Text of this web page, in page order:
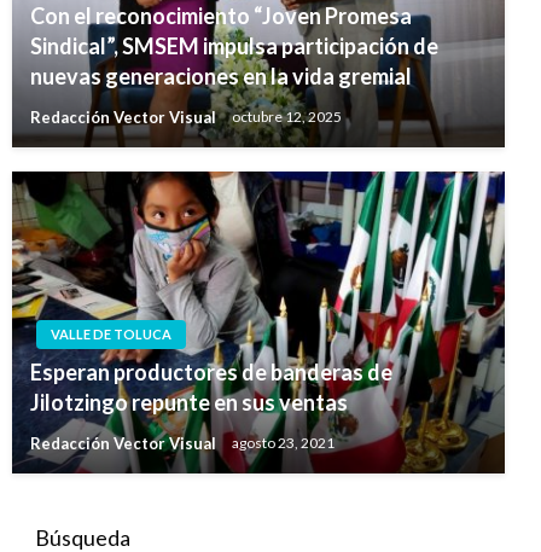
Con el reconocimiento “Joven Promesa
Sindical”, SMSEM impulsa participación de
nuevas generaciones en la vida gremial
Redacción Vector Visual octubre 12, 2025
VALLE DE TOLUCA
Esperan productores de banderas de
Jilotzingo repunte en sus ventas
Redacción Vector Visual agosto 23, 2021
Búsqueda